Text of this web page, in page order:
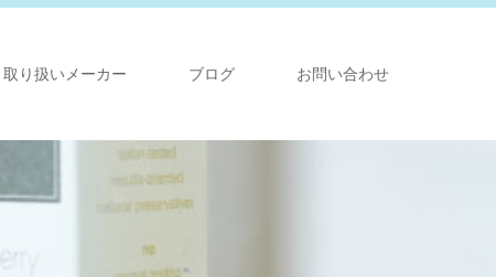
取り扱いメーカー ブログ お問い合わせ